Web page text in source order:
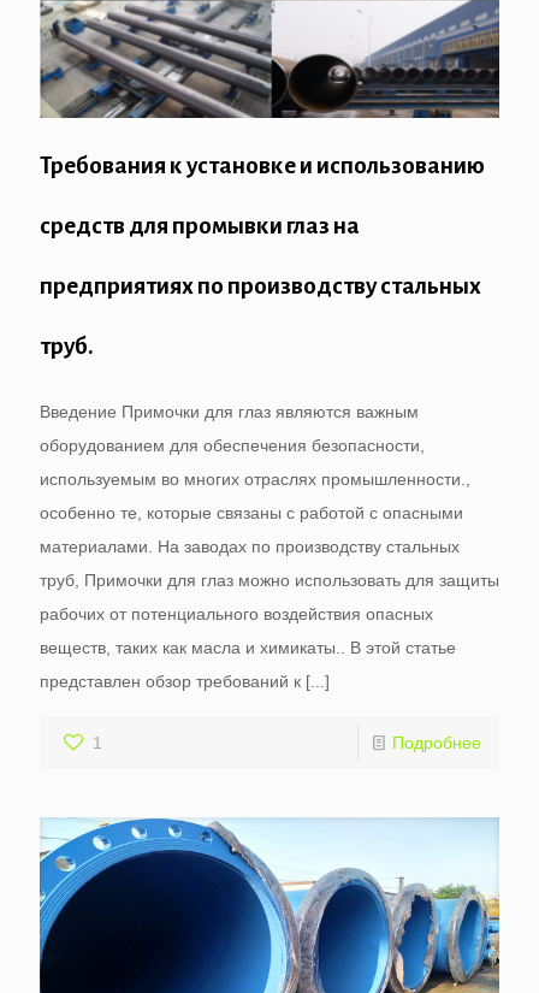
Требования к установке и использованию
средств для промывки глаз на
предприятиях по производству стальных
труб.
Введение Примочки для глаз являются важным
оборудованием для обеспечения безопасности,
используемым во многих отраслях промышленности.,
особенно те, которые связаны с работой с опасными
материалами. На заводах по производству стальных
труб, Примочки для глаз можно использовать для защиты
рабочих от потенциального воздействия опасных
веществ, таких как масла и химикаты.. В этой статье
представлен обзор требований к [...]
1 Подробнее